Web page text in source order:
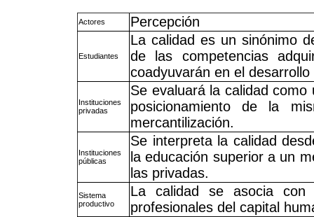
Actores Percepción
Estudiantes
La calidad es un sinónimo
de las competencias
coadyuvarán en el
Instituciones
privadas
Se evaluará la calidad
posicionamiento de la
mercantilización.
Instituciones
públicas
Se interpreta la calidad
la educación superior a un
las privadas.
Sistema
productivo
La calidad se asocia con
profesionales del capital